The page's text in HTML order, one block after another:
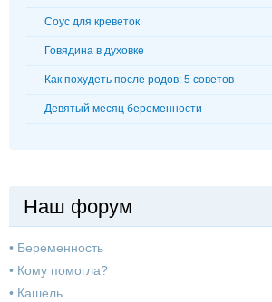
Соус для креветок
Говядина в духовке
Как похудеть после родов: 5 советов
Девятый месяц беременности
Наш форум
• Беременность
• Кому помогла?
• Кашель